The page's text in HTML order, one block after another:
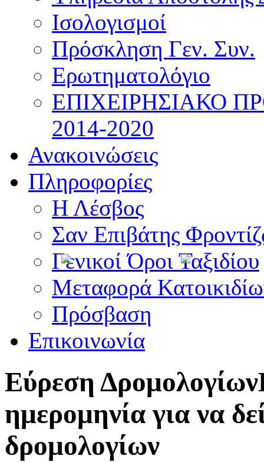
Ισολογισμοί
Πρόσκληση Γεν. Συν.
Ερωτηματολόγιο
ΕΠΙΧΕΙΡΗΣΙΑΚΟ
2014-2020
Ανακοινώσεις
Πληροφορίες
Η Λέσβος
Σαν Επιβάτης
Γενικοί Όροι Ταξιδίου
Μεταφορά
Πρόσβαση
Επικοινωνία
Εύρεση Δρομολογίων
ημερομηνία για να
δρομολογίων